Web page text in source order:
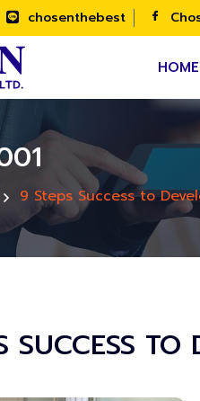
chosenthebest
HOME
9 Steps Success to
SUCCESS